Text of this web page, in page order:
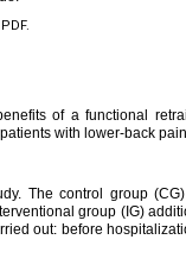
of a functional
with lower-back
The control group
group (IG)
out: before